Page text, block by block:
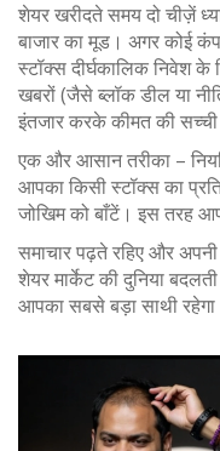
शेयर खरीदते समय दो चीज़ें
बाजार का मूड। अगर कोई
स्टॉक्स दीर्घकालिक निवेश के
खबरों (जैसे ब्लॉक डील या
इंतजार करके कीमत की
एक और आसान तरीका –
आपका किसी स्टॉक्स का
जोखिम को बाँटें। इस तरह
समाचार पढ़ते रहिए और
शेयर मार्केट की दुनिया
आपका सबसे बड़ा साथी